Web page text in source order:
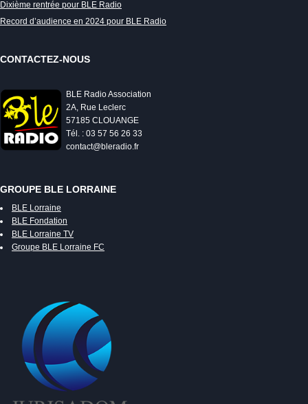
Dixième rentrée pour BLE Radio
Record d’audience en 2024 pour BLE Radio
CONTACTEZ-NOUS
BLE Radio Association
2A, Rue Leclerc
57185 CLOUANGE
Tél. : 03 57 56 26 33
contact@bleradio.fr
GROUPE BLE LORRAINE
BLE Lorraine
BLE Fondation
BLE Lorraine TV
Groupe BLE Lorraine FC